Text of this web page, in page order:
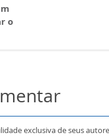
o
exclusiva de seus